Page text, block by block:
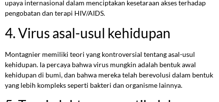
upaya internasional dalam menciptakan kesetaraan akses terhadap
pengobatan dan terapi HIV/AIDS.
4. Virus asal-usul kehidupan
Montagnier memiliki teori yang kontroversial tentang asal-usul
kehidupan. Ia percaya bahwa virus mungkin adalah bentuk awal
kehidupan di bumi, dan bahwa mereka telah berevolusi dalam bentuk
yang lebih kompleks seperti bakteri dan organisme lainnya.